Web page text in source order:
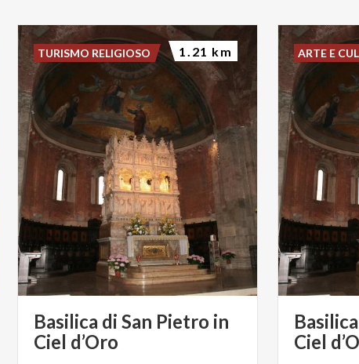
Basilica di San Pietro in
Ciel d’Oro
TURISMO RELIGIOSO 1.21 km
Ciel
ARTE E